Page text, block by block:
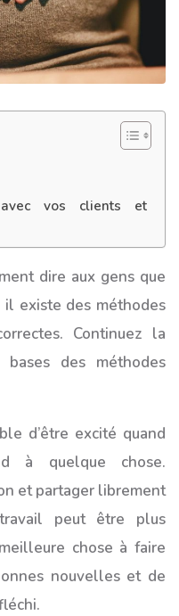
vos clients et
dire aux gens que
existe des méthodes
Continuez la
des méthodes
d’être excité quand
à quelque chose.
et partager librement
peut être plus
chose à faire
nouvelles et de